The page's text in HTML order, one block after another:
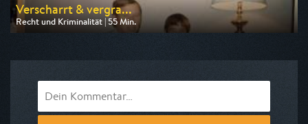
Verscharrt & vergra...
Recht und Kriminalität | 55 Min.
Ausgestrahlt von SAT.1 Gold